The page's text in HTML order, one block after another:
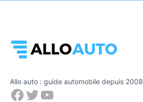
Allo auto : guide automobile depuis 2008
Facebook
Twitter
YouTube